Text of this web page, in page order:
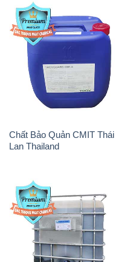
Chất Bảo Quản CMIT Thái
Lan Thailand
Chất tạo bọt Las P Tico Tank
IBC Bồn Việt Nam